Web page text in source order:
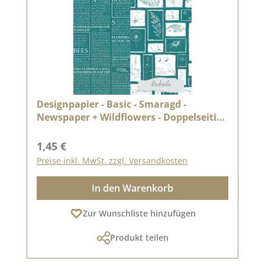
Designpapier - Basic - Smaragd -
Newspaper + Wildflowers - Doppelseitig
Regulärer Preis:
1,45 €
Preise inkl. MwSt. zzgl. Versandkosten
In den Warenkorb
Zur Wunschliste hinzufügen
Produkt teilen